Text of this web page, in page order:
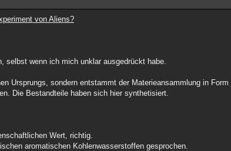
von Aliens?
selbst wenn ich mich unklar ausgedrückt habe.
Ursprungs, sondern entstammt der Materieansammlung in
Die Bestandteile haben sich hier synthetisiert.
Wert, richtig.
aromatischen Kohlenwasserstoffen gesprochen.